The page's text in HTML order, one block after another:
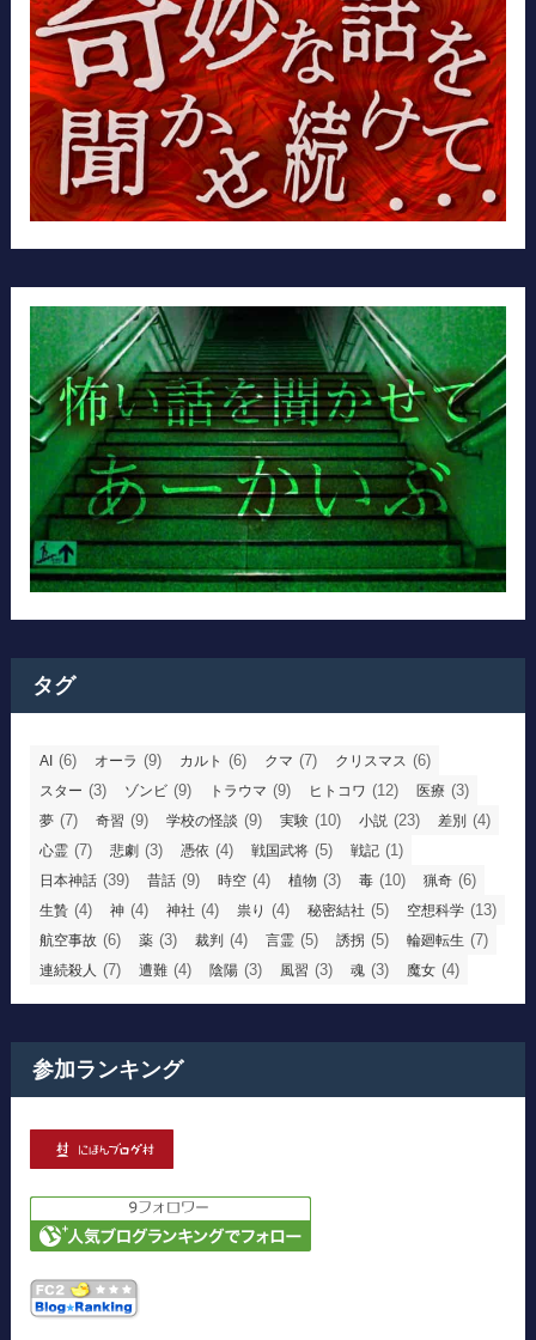
タグ
AI (6) オーラ (9) カルト (6) クマ (7) クリスマス (6)
スター (3) ゾンビ (9) トラウマ (9) ヒトコワ (12) 医療 (3)
夢 (7) 奇習 (9) 学校の怪談 (9) 実験 (10) 小説 (23) 差別 (4)
心霊 (7) 悲劇 (3) 憑依 (4) 戦国武将 (5) 戦記 (1)
日本神話 (39) 昔話 (9) 時空 (4) 植物 (3) 毒 (10) 猟奇 (6)
生贄 (4) 神 (4) 神社 (4) 祟り (4) 秘密結社 (5) 空想科学 (13)
航空事故 (6) 薬 (3) 裁判 (4) 言霊 (5) 誘拐 (5) 輪廻転生 (7)
連続殺人 (7) 遭難 (4) 陰陽 (3) 風習 (3) 魂 (3) 魔女 (4)
参加ランキング